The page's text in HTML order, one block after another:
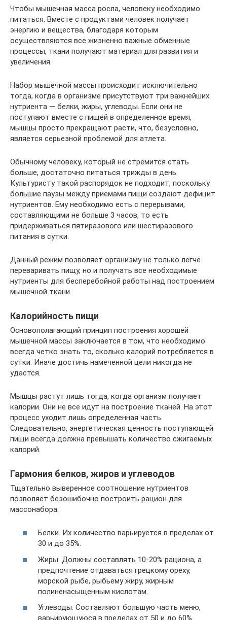
Чтобы мышечная масса росла, человеку необходимо
питаться. Вместе с продуктами человек получает
энергию и вещества, благодаря которым
осуществляются все жизненно важные обменные
процессы, ткани получают материал для развития и
увеличения.
Набор мышечной массы происходит исключительно
тогда, когда в организме присутствуют три важнейших
нутриента — белки, жиры, углеводы. Если они не
поступают вместе с пищей в определенное время,
мышцы просто прекращают расти, что, безусловно,
является серьезной проблемой для атлета.
Обычному человеку, который не стремится стать
больше, достаточно питаться трижды в день.
Культуристу такой распорядок не подходит, поскольку
большие паузы между приемами пищи создают дефицит
нутриентов. Ему необходимо есть с перерывами,
составляющими не больше 3 часов, то есть
придерживаться пятиразового или шестиразового
питания в сутки.
Данный режим позволяет организму не только легче
переваривать пищу, но и получать все необходимые
нутриенты для бесперебойной работы над построением
мышечной ткани.
Калорийность пищи
Основополагающий принцип построения хорошей
мышечной массы заключается в том, что необходимо
всегда четко знать то, сколько калорий потребляется в
сутки. Иначе достичь намеченной цели никогда не
удастся.
Мышцы растут лишь тогда, когда организм получает
калории. Они не все идут на построение тканей. На этот
процесс уходит лишь определенная часть.
Следовательно, энергетическая ценность поступающей
пищи всегда должна превышать количество сжигаемых
калорий.
Гармония белков, жиров и углеводов
Тщательно выверенное соотношение нутриентов
позволяет безошибочно построить рацион для
массонабора:
Белки. Их количество варьируется в пределах от
30 и до 35%.
Жиры. Должны составлять 10-20% рациона, а
предпочтение отдаваться грецкому ореху,
морской рыбе, рыбьему жиру, жирным
полиненасыщенным кислотам.
Углеводы. Составляют большую часть меню,
варьирующуюся в пределах от 50 и до 60%.